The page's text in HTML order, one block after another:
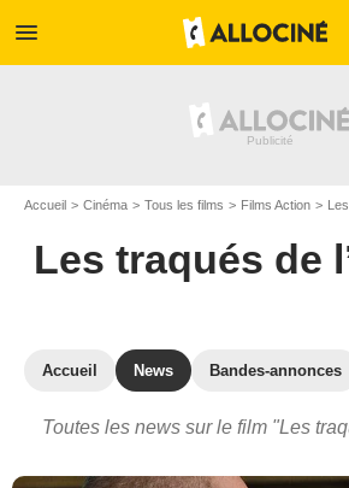
menu
Accueil Cinéma Tous les films Films Action
Les traqués de
Accueil News Bandes-annonces
Toutes les news sur le film "Les